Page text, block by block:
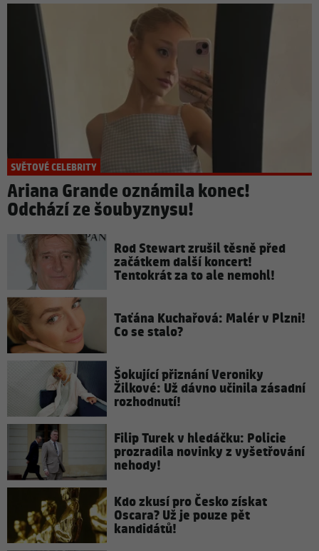
SVĚTOVÉ CELEBRITY
Ariana Grande oznámila konec!
Odchází ze šoubyznysu!
Rod Stewart zrušil těsně před
začátkem další koncert!
Tentokrát za to ale nemohl!
Taťána Kuchařová: Malér v Plzni!
Co se stalo?
Šokující přiznání Veroniky
Žilkové: Už dávno učinila zásadní
rozhodnutí!
Filip Turek v hledáčku: Policie
prozradila novinky z vyšetřování
nehody!
Kdo zkusí pro Česko získat
Oscara? Už je pouze pět
kandidátů!